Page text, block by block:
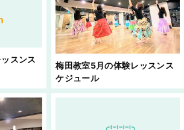
スンス
梅田教室5月の体験レッスンス
ケジュール